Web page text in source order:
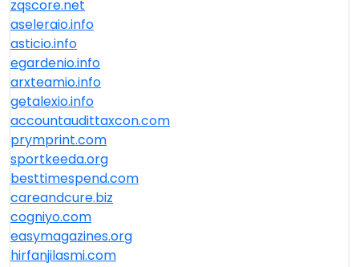
zqscore.net
aseleraio.info
asticio.info
egardenio.info
arxteamio.info
getalexio.info
accountaudittaxcon.com
prymprint.com
sportkeeda.org
besttimespend.com
careandcure.biz
cogniyo.com
easymagazines.org
hirfanjilasmi.com